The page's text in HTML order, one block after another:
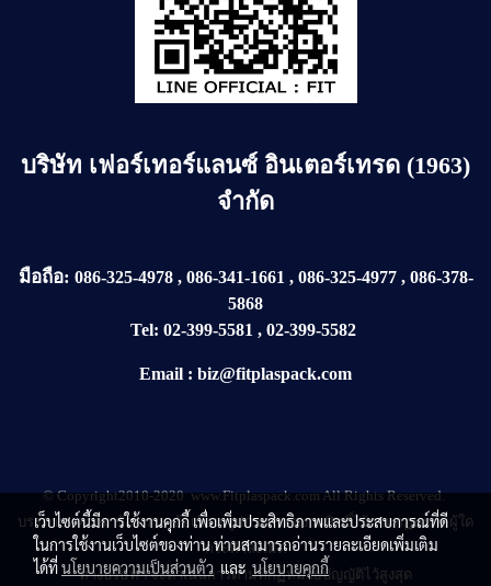
บริษัท เฟอร์เทอร์แลนซ์ อินเตอร์เทรด (1963)
จำกัด
มือถือ: 086-325-4978, 086-341-1661 , 086-325-4977, 086-378-
5868
Tel: 02-399-5581 , 02-399-5582
Email : biz@fitplaspack.com
© Copyright2010-2020 www.Fitplaspack.com All Rights Reserved.
บรรดาบทความ ข้อความ ข้อเขียน รูปภาพ ขอสงวนสิทธิ์ไว้ตามกฏหมายผู้ใด
กระทำละเมิด
ทางบริษัทฯ จะดำเนินการตามที่กฏหมายบัญญัติไว้สูงสุด
เว็บไซต์นี้มีการใช้งานคุกกี้ เพื่อเพิ่มประสิทธิภาพและประสบการณ์ที่ดี
ในการใช้งานเว็บไซต์ของท่าน ท่านสามารถอ่านรายละเอียดเพิ่มเติม
ได้ที่นโยบายความเป็นส่วนตัวและนโยบายคุกกี้